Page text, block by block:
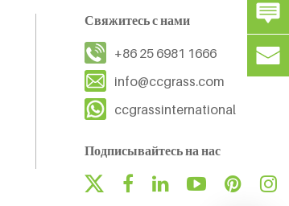
Свяжитесь с нами
+86 25 6981 1666
info@ccgrass.com
ccgrassinternational
Подписывайтесь на нас